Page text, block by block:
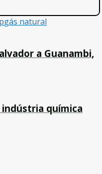
gás natural
a Guanambi,
indústria química